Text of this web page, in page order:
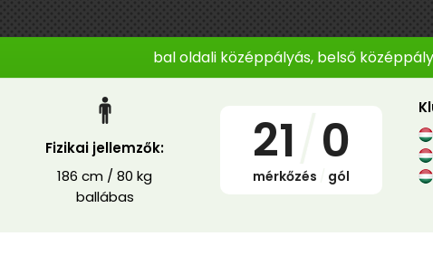
bal oldali középpályás, belső
Fizikai jellemzők:
186 cm / 80 kg
ballábas
21 0
mérkőzés gól